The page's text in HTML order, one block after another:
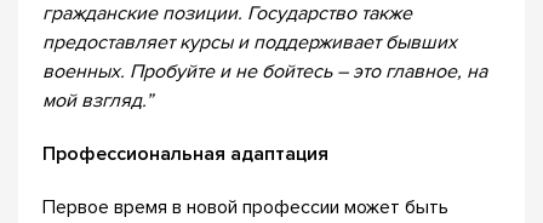
гражданские позиции. Государство также
предоставляет курсы и поддерживает бывших
военных. Пробуйте и не бойтесь – это главное, на
мой взгляд.”
Профессиональная адаптация
Первое время в новой профессии может быть